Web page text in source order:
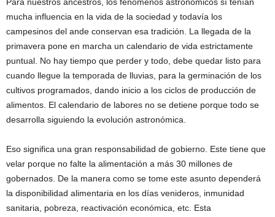
mucha influencia en la vida de la sociedad y todavía los
campesinos del ande conservan esa tradición. La llegada de la
primavera pone en marcha un calendario de vida estrictamente
puntual. No hay tiempo que perder y todo, debe quedar listo para
cuando llegue la temporada de lluvias, para la germinación de los
cultivos programados, dando inicio a los ciclos de producción de
alimentos. El calendario de labores no se detiene porque todo se
desarrolla siguiendo la evolución astronómica.
Eso significa una gran responsabilidad de gobierno. Este tiene que
velar porque no falte la alimentación a más 30 millones de
gobernados. De la manera como se tome este asunto dependerá
la disponibilidad alimentaria en los días venideros, inmunidad
sanitaria, pobreza, reactivación económica, etc. Esta